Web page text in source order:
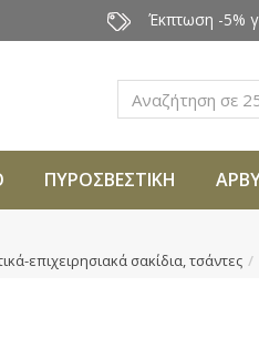
Έκπτωση -5%
Αναζήτηση
ΠΥΡΟΣΒΕΣΤΙΚΗ
επιχειρησιακά σακίδια, τσάντες